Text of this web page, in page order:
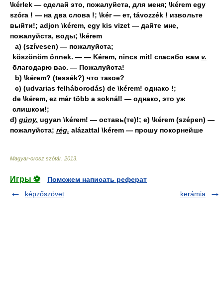
\kérlek — сделай это, пожалуйста, для меня; \kérem egy
szóra ! — на два слова !; \kér — ет, távozzék ! извольте
выйти!; adjon \kérem, egy kis vizet — дайте мне,
пожалуйста, воды; \kérem
a) (szívesen) — пожалуйста;
köszönöm önnek. — — Kérem, nincs mit! спасибо вам v.
благодарю вас. — Пожалуйста!
b) \kérem? (tessék?) что такое?
c) (udvarias felháborodás) de \kérem! однако !;
de \kérem, ez már több a soknál! — однако, это уж
слишком!;
d) gúny. ugyan \kérem! — оставь(те)!; e) \kérem (szépen) —
пожалуйста; rég. alázattal \kérem — прошу покорнейше
Magyar-orosz szótár 2013
Игры ⚽
Поможем написать реферат
képzőszövet
kerámia